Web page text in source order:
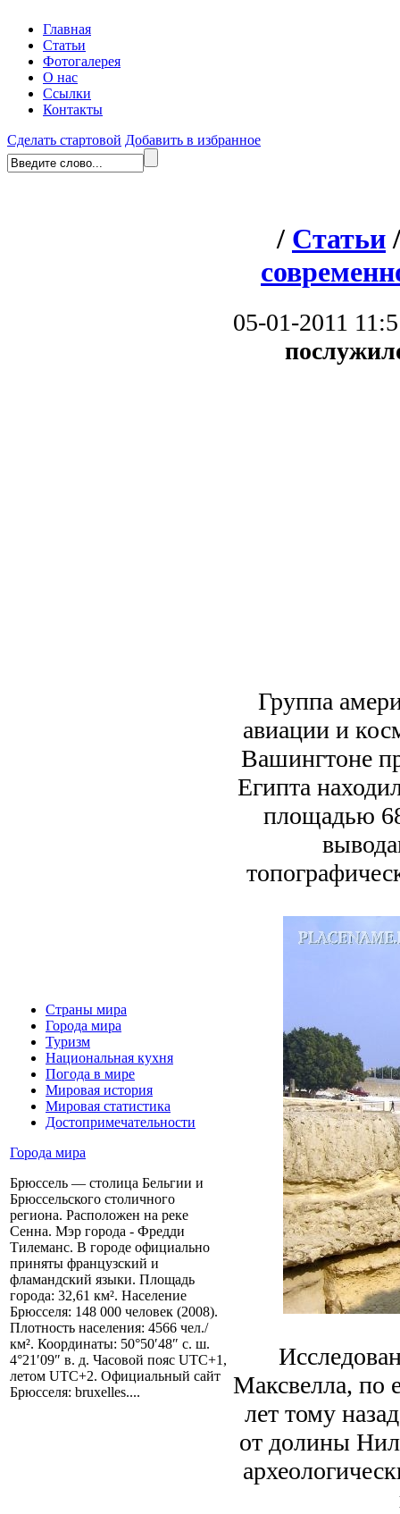
Главная
Статьи
Фотогалерея
О нас
Ссылки
Контакты
Сделать стартовой Добавить в избранное
Страны мира
Города мира
Туризм
Национальная кухня
Погода в мире
Мировая история
Мировая статистика
Достопримечательности
Города мира
Брюссель — столица Бельгии и
Брюссельского столичного
региона. Расположен на реке
Сенна. Мэр города - Фредди
Тилеманс. В городе официально
приняты французский и
фламандский языки. Площадь
города: 32,61 км². Население
Брюсселя: 148 000 человек (2008).
Плотность населения: 4566 чел./
км². Координаты: 50°50′48″ с. ш.
4°21′09″ в. д. Часовой пояс UTC+1,
летом UTC+2. Официальный сайт
Брюсселя: bruxelles....
/ Статьи
05-01-2011
Группа
авиации и
Вашингтоне
Египта
площадью
Максвелла, по
лет тому
от долины